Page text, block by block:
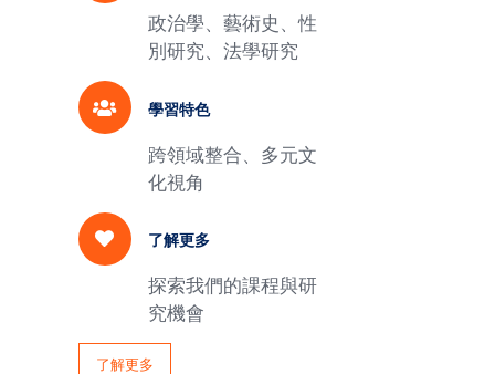
政治學、藝術史、性
別研究、法學研究
學習特色
跨領域整合、多元文
化視角
了解更多
探索我們的課程與研
究機會
了解更多